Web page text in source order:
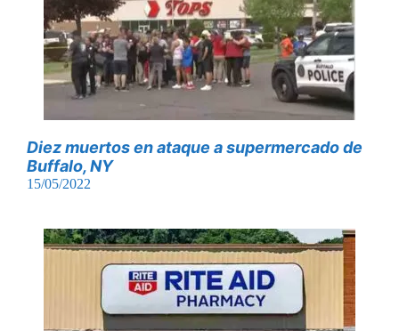
Diez muertos en ataque a supermercado de
Buffalo, NY
15/05/2022